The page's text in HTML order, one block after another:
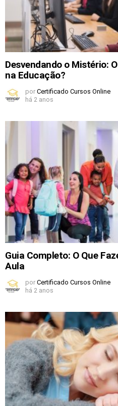
Desvendando o Mistério:
na Educação?
por Certificado Cursos Online
há 2 anos
Guia Completo: O Que
Aula
por Certificado Cursos Online
há 2 anos